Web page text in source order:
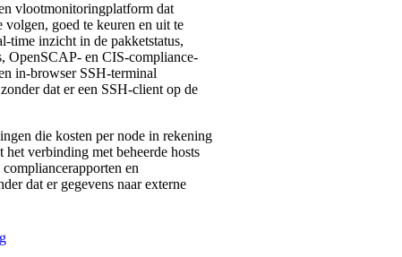
vlootmonitoringplatform dat
volgen, goed te keuren en uit te
time inzicht in de pakketstatus,
OpenSCAP- en CIS-compliance-
in-browser SSH-terminal
dat er een SSH-client op de
die kosten per node in rekening
verbinding met beheerde hosts
en
dat er gegevens naar externe